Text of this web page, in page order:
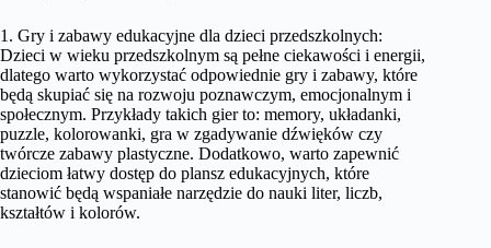
1. Gry i zabawy edukacyjne dla dzieci przedszkolnych:
Dzieci w wieku przedszkolnym są pełne ciekawości i energii,
dlatego warto wykorzystać odpowiednie gry i zabawy, które
będą skupiać się na rozwoju poznawczym, emocjonalnym i
społecznym. Przykłady takich gier to: memory, układanki,
puzzle, kolorowanki, gra w zgadywanie dźwięków czy
twórcze zabawy plastyczne. Dodatkowo, warto zapewnić
dzieciom łatwy dostęp do plansz edukacyjnych, które
stanowić będą wspaniałe narzędzie do nauki liter, liczb,
kształtów i kolorów.